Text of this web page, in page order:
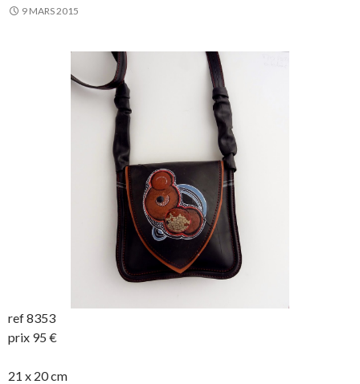
9 MARS 2015
ref 8353
prix 95 €
21 x 20 cm